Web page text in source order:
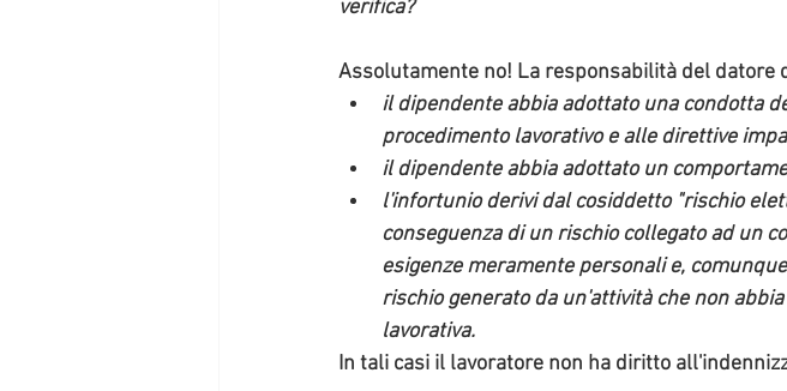
verifica?
Assolutamente no! La responsabilità del datore
il dipendente abbia adottato una condotta
procedimento lavorativo e alle direttive
il dipendente abbia adottato un
l'infortunio derivi dal cosiddetto "rischio
conseguenza di un rischio collegato ad un
esigenze meramente personali e,
rischio generato da un'attività che non
lavorativa.
In tali casi il lavoratore non ha diritto